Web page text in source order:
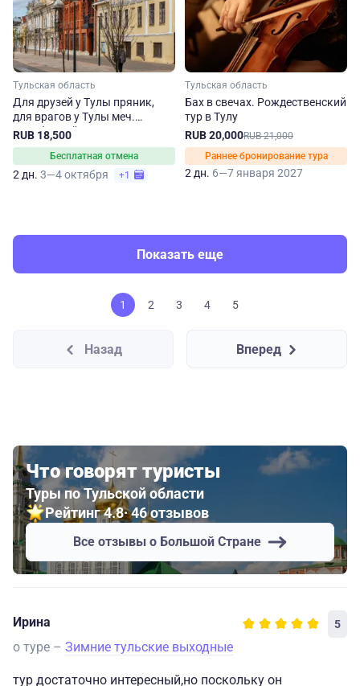
Тульская область
Для друзей у Тулы пряник,
для врагов у Тулы меч.
Автобусный тур из Москвы
RUB 18,500
Бесплатная отмена
2 дн. 3—4 октября +1
Тульская область
Бах в свечах. Рождественский
тур в Тулу
RUB 20,000RUB 21,000
Раннее бронирование тура
2 дн. 6—7 января 2027
Показать еще
1 2 3 4 5
Назад Вперед
Что говорят туристы
Туры по Тульской области
Рейтинг 4.8· 46 отзывов
Все отзывы о Большой Стране
Ирина 5
о туре – Зимние тульские выходные
тур достаточно интересный,но поскольку он